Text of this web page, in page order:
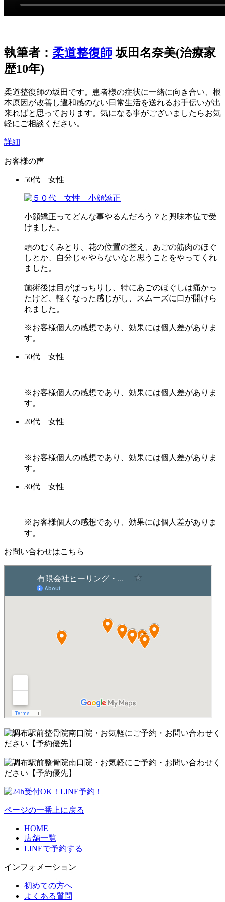
執筆者： 柔道整復師坂田名奈美(治療家
歴10年)
柔道整復師の坂田です。患者様の症状に一緒に向き合い、根
本原因が改善し違和感のない日常生活を送れるお手伝いが出
来ればと思っております。気になる事がございましたらお気
軽にご相談ください。
詳細
お客様の声
50代 女性
小顔矯正ってどんな事やるんだろう？と興味本位で受
けました。
頭のむくみとり、花の位置の整え、あごの筋肉のほぐ
しとか、自分じゃやらないなと思うことをやってくれ
ました。
施術後は目がぱっちりし、特にあごのほぐしは痛かっ
たけど、軽くなった感じがし、スムーズに口が開けら
れました。
※お客様個人の感想であり、効果には個人差がありま
す。
50代 女性
※お客様個人の感想であり、効果には個人差がありま
す。
20代 女性
※お客様個人の感想であり、効果には個人差がありま
す。
30代 女性
※お客様個人の感想であり、効果には個人差がありま
す。
お問い合わせはこちら
ページの一番上に戻る
HOME
店舗一覧
LINEで予約する
インフォメーション
初めての方へ
よくある質問